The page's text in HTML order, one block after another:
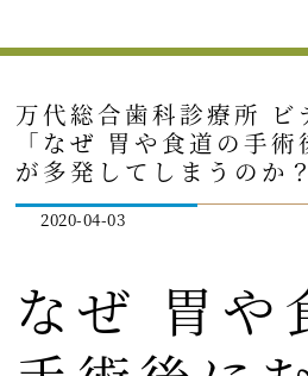
万代総合歯科診療所 ビ
「なぜ 胃や食道の手術
が多発してしまうのか？
2020-04-03
なぜ 胃や